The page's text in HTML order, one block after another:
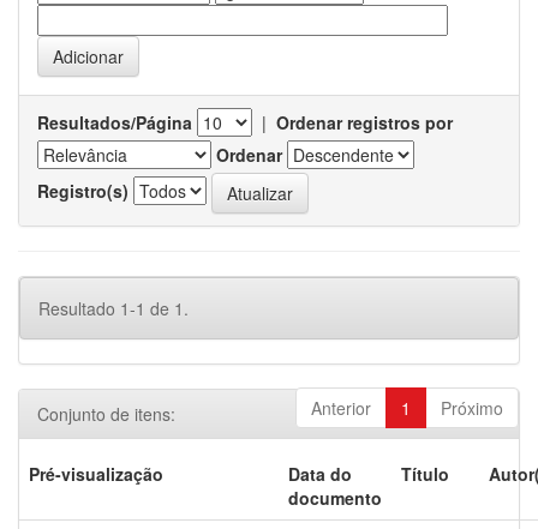
Resultados/Página | Ordenar registros por
Ordenar
Registro(s)
Resultado 1-1 de 1.
Anterior 1 Próximo
Conjunto de itens:
Pré-visualização
Data do
documento
Título